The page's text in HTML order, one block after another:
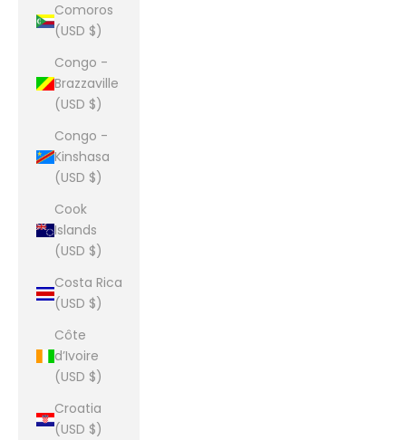
Comoros
(USD $)
Congo -
Brazzaville
(USD $)
Congo -
Kinshasa
(USD $)
Cook
Islands
(USD $)
Costa Rica
(USD $)
Côte
d’Ivoire
(USD $)
Croatia
(USD $)